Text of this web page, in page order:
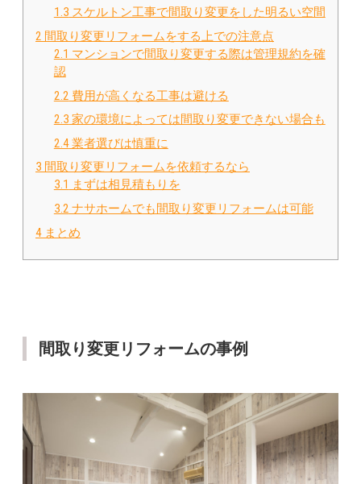
1.3 スケルトン工事で間取り変更をした明るい空間
2 間取り変更リフォームをする上での注意点
2.1 マンションで間取り変更する際は管理規約を確
認
2.2 費用が高くなる工事は避ける
2.3 家の環境によっては間取り変更できない場合も
2.4業者選びは慎重に
3 間取り変更リフォームを依頼するなら
3.1 まずは相見積もりを
3.2 ナサホームでも間取り変更リフォームは可能
4 まとめ
間取り変更リフォームの事例